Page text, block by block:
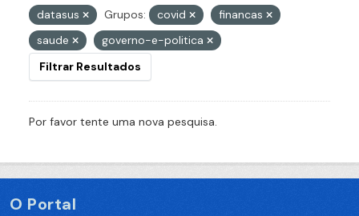
datasus
Grupos: covid
financas
saude
governo-e-politica
Filtrar Resultados
Por favor tente uma nova pesquisa.
O Portal